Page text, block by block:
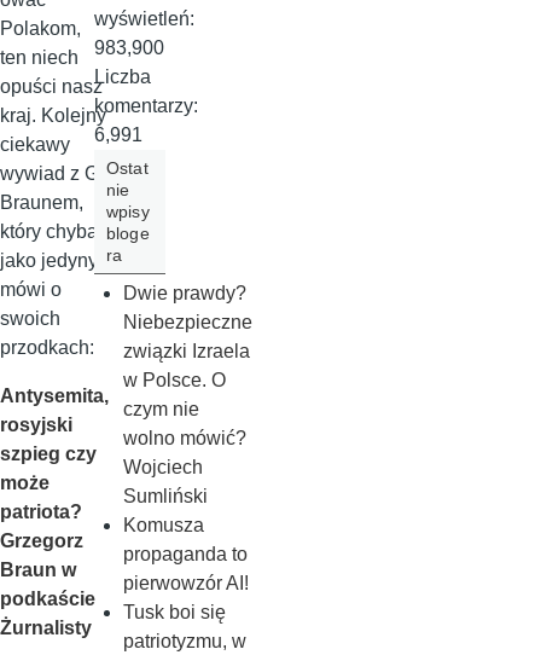
Polakom,
ten niech
opuści nasz
kraj. Kolejny
ciekawy
wywiad z G.
Braunem,
który chyba
jako jedyny
mówi o
swoich
przodkach:
Antysemita,
rosyjski
szpieg czy
może
patriota?
Grzegorz
Braun w
podkaście
Żurnalisty
wyświetleń:
983,900
Liczba
komentarzy:
6,991
Ostat
nie
wpisy
bloge
ra
Dwie prawdy?
Niebezpieczne
związki Izraela
w Polsce. O
czym nie
wolno mówić?
Wojciech
Sumliński
Komusza
propaganda to
pierwowzór AI!
Tusk boi się
patriotyzmu, w